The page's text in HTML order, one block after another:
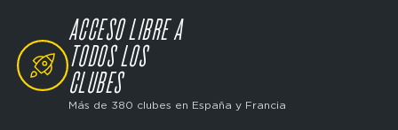
SVG
ACCESO LIBRE A
TODOS LOS
CLUBES
Más de 380 clubes en España y Francia